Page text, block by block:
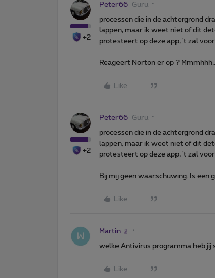
+2
Peter66 Guru
processen die in de achtergrond
lappen, maar ik weet niet of dit
protesteert op deze app, 't zal voor
Reageert Norton er op ?
Like
+2
Peter66 Guru
processen die in de achtergrond
lappen, maar ik weet niet of dit
protesteert op deze app, 't zal voor
Bij mij geen waarschuwing. Is een
Like
Martin
welke Antivirus programma heb jij
Like